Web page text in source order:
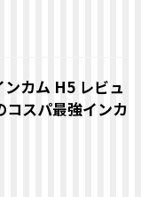
カム H5 レビュ
コスパ最強インカ